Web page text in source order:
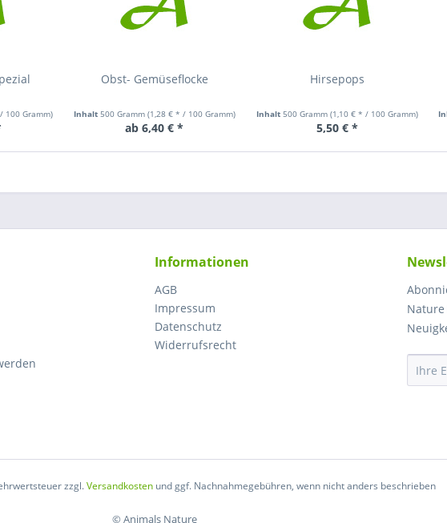
100 Gramm)
Obst- Gemüseflocke
Inhalt 500 Gramm (1,28 € * / 100 Gramm)
ab 6,40 € *
Hirsepops
Inhalt 500 Gramm (1,10 € * / 100 Gramm)
5,50 € *
Informationen
AGB
Impressum
Datenschutz
Widerrufsrecht
zzgl.Versandkostenund ggf. Nachnahmegebühren, wenn nicht anders beschrieben
© Animals Nature